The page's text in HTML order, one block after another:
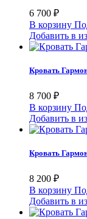
6 700 ₽
В корзину
Добавить в
Кровать
8 700 ₽
В корзину
Добавить в
Кровать
8 200 ₽
В корзину
Добавить в